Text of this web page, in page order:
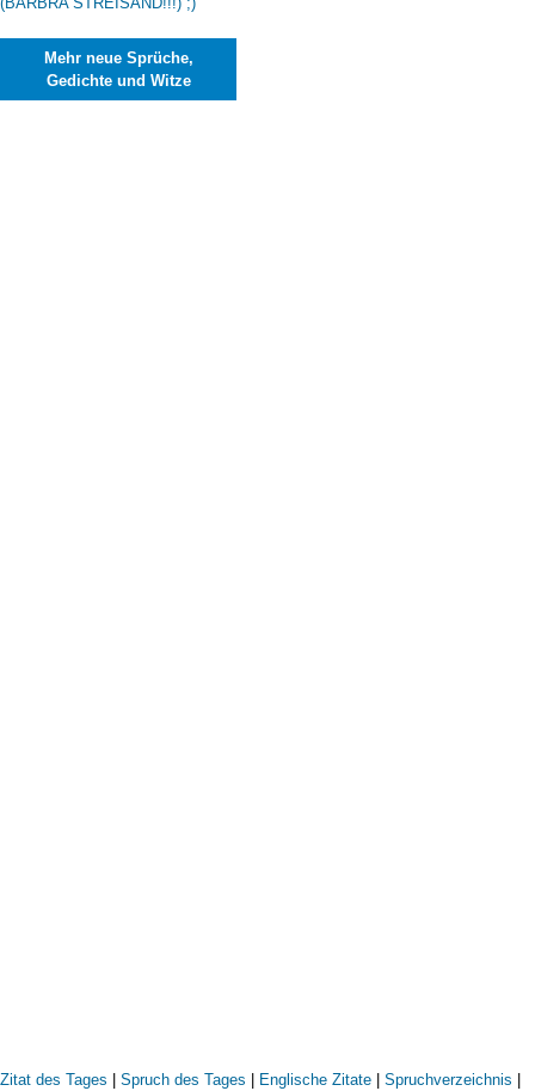
Mehr neue Sprüche,
Gedichte und Witze
Zitat des Tages | Spruch des Tages | Englische Zitate | Spruchverzeichnis |